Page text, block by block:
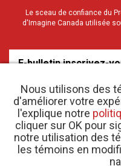
Nous utilisons des
d'améliorer votre
l'explique notre
cliquer sur OK pour
notre utilisation des
les témoins en
Le sceau de confiance du
d'Imagine Canada utilisée
E-bulletin inscrivez-
© 2026 Crohn et Colite Canada |